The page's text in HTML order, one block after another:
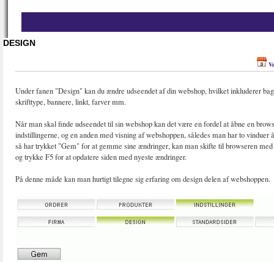
DESIGN
Under fanen "Design" kan du ændre udseendet af din webshop, hvilket inkluderer
skrifttype, bannere, linkt, farver mm.
Når man skal finde udseendet til sin webshop kan det være en fordel at åbne en
indstillingerne, og en anden med visning af webshoppen, således man har to vinduer
så har trykket "Gem" for at gemme sine ændringer, kan man skifte til browseren med
og trykke F5 for at opdatere siden med nyeste ændringer.
På denne måde kan man hurtigt tilegne sig erfaring om design delen af webshoppen.